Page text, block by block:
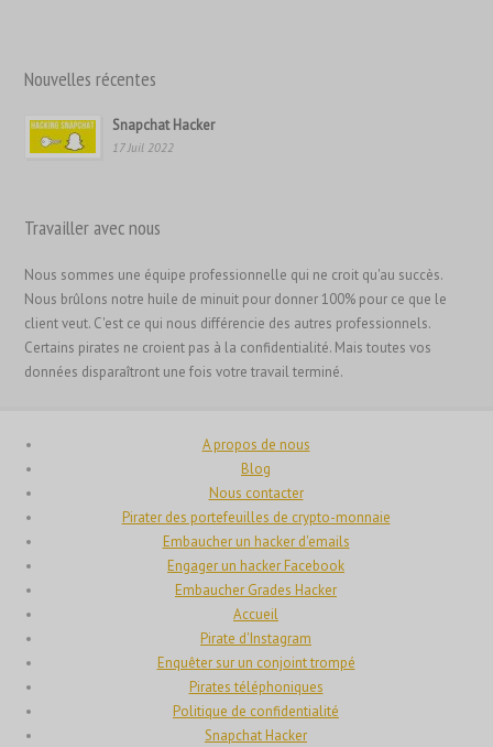
Nouvelles récentes
Snapchat Hacker
17 Juil 2022
Travailler avec nous
Nous sommes une équipe professionnelle qui ne croit qu'au succès.
Nous brûlons notre huile de minuit pour donner 100% pour ce que le
client veut. C'est ce qui nous différencie des autres professionnels.
Certains pirates ne croient pas à la confidentialité. Mais toutes vos
données disparaîtront une fois votre travail terminé.
A propos de nous
Blog
Nous contacter
Pirater des portefeuilles de crypto-monnaie
Embaucher un hacker d'emails
Engager un hacker Facebook
Embaucher Grades Hacker
Accueil
Pirate d'Instagram
Enquêter sur un conjoint trompé
Pirates téléphoniques
Politique de confidentialité
Snapchat Hacker
English (Canada)
English (UK)
العربية
Deutsch
Deutsch (Österreich)
Deutsch (Schweiz)
Español
فارسی
עִבְרִית
Hrvatski